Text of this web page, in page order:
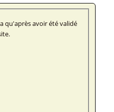
qu'après avoir été validé